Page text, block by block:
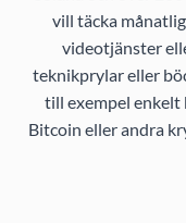
vill täcka
videotjänster
teknikprylar eller
till exempel
Bitcoin eller andra